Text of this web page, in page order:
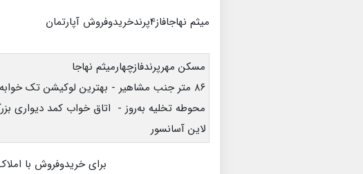
میثم نهاجافاز4پرندخریدوفروش آپارتمان
مسکن مهرپرندفازچهارمیثم نهاجا
لاین آسانسور
برای خریدوفروش با